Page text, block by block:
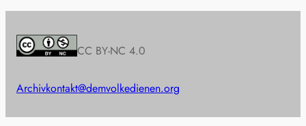
CC BY-NC 4.0
Archivkontakt@demvolkedienen.org